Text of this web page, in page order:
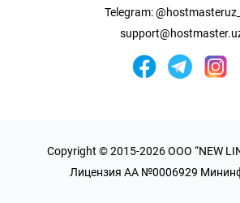
Telegram:
Copyright © 2015-2026 OOO “NEW
Лицензия AA №0006929